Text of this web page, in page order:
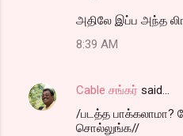
அதிலே இப்ப அந்த
8:39 AM
Cable சங்கர் said…
/படத்த
சொல்லுங்க//